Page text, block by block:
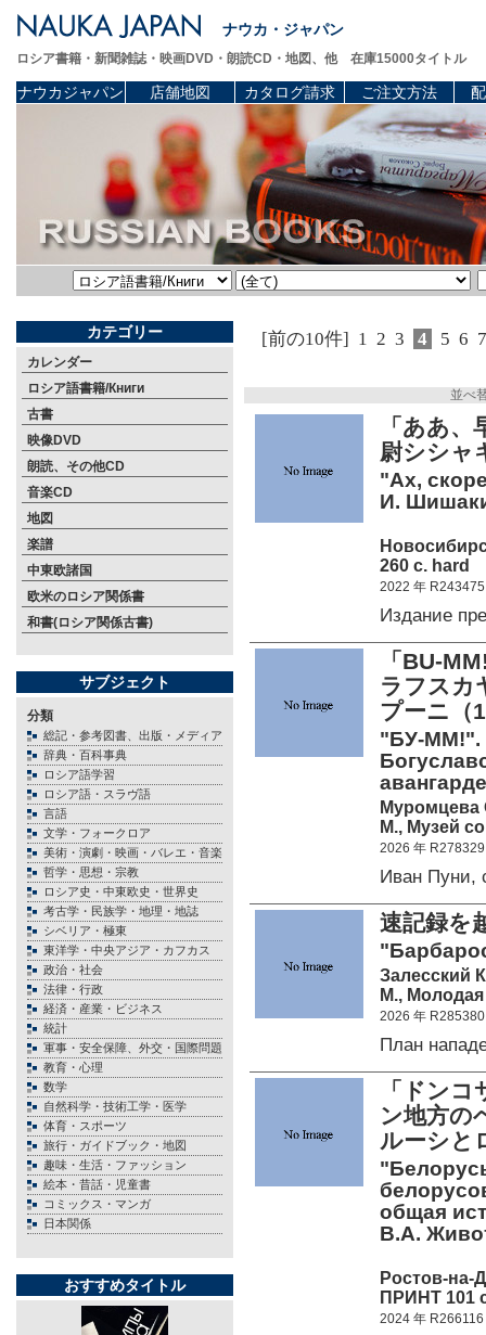
ナウカ・ジャパン
ロシア書籍・新聞雑誌・映画DVD・朗読CD・地図、他 在庫15000タイトル
ナウカジャパン 店舗地図 カタログ請求 ご注文方法
カテゴリー
カレンダー
ロシア語書籍/Книги
古書
映像DVD
朗読、その他CD
音楽CD
地図
楽譜
中東欧諸国
欧米のロシア関係書
和書(ロシア関係古書)
サブジェクト
分類
総記・参考図書、出版・メディア
辞典・百科事典
ロシア語学習
ロシア語・スラヴ語
言語
文学・フォークロア
美術・演劇・映画・バレエ・音楽
哲学・思想・宗教
ロシア史・中東欧史・世界史
考古学・民族学・地理・地誌
シベリア・極東
東洋学・中央アジア・カフカス
政治・社会
法律・行政
経済・産業・ビジネス
統計
軍事・安全保障、外交・国際問題
教育・心理
数学
自然科学・技術工学・医学
体育・スポーツ
旅行・ガイドブック・地図
趣味・生活・ファッション
絵本・昔話・児童書
コミックス・マンガ
日本関係
おすすめタイトル
[前の10件] 1 2 3 4 5 6 7
並べ
「ああ
尉シシャ
"Ах,
И.
260 c. hard
2022 年 R243475
Издание
「BU-
ラフスカ
プーニ（
"БУ-ММ!".
Муромцева
М., Музей
2026 年 R278329
Иван Пуни,
速記録を
Залесский
М., Молодая
2026 年 R285380
План
「ドン
ン地方の
ルーシと
общая
В.А.
Ростов-на-
ПРИНТ 101
2024 年 R266116